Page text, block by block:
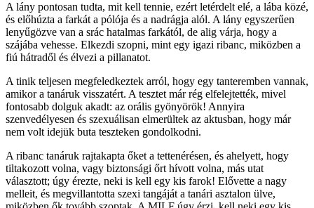
A lány pontosan tudta, mit kell tennie, ezért letérdelt elé, a lába közé,
és előhúzta a farkát a pólója és a nadrágja alól. A lány egyszerűen
lenyűgözve van a srác hatalmas farkától, de alig várja, hogy a
szájába vehesse. Elkezdi szopni, mint egy igazi ribanc, miközben a
fiú hátradől és élvezi a pillanatot.
A tinik teljesen megfeledkeztek arról, hogy egy tanteremben vannak,
amikor a tanáruk visszatért. A tesztet már rég elfelejtették, mivel
fontosabb dolguk akadt: az orális gyönyörök! Annyira
szenvedélyesen és szexuálisan elmerültek az aktusban, hogy már
nem volt idejük buta teszteken gondolkodni.
A ribanc tanáruk rajtakapta őket a tettenérésen, és ahelyett, hogy
tiltakozott volna, vagy biztonsági őrt hívott volna, más utat
választott; úgy érezte, neki is kell egy kis farok! Elővette a nagy
melleit, és megvillantotta szexi tangáját a tanári asztalon ülve,